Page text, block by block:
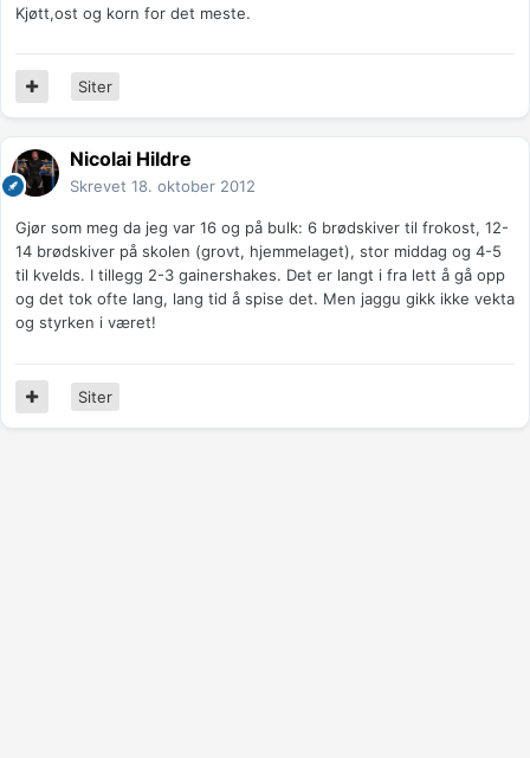
Kjøtt,ost og korn for det meste.
Siter
Nicolai Hildre
Skrevet 18. oktober 2012
Gjør som meg da jeg var 16 og på bulk: 6 brødskiver til frokost, 12-
14 brødskiver på skolen (grovt, hjemmelaget), stor middag og 4-5
til kvelds. I tillegg 2-3 gainershakes. Det er langt i fra lett å gå opp
og det tok ofte lang, lang tid å spise det. Men jaggu gikk ikke vekta
og styrken i været!
Siter